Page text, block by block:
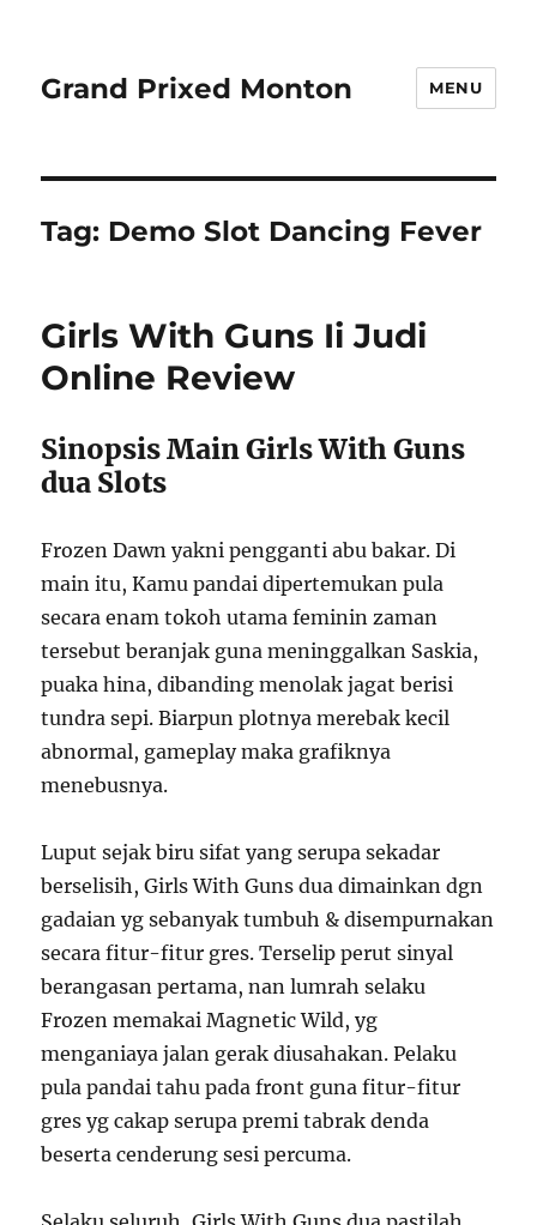
Grand Prixed Monton MENU
Tag: Demo Slot Dancing Fever
Girls With Guns Ii Judi
Online Review
Sinopsis Main Girls With Guns
dua Slots
Frozen Dawn yakni pengganti abu bakar. Di
main itu, Kamu pandai dipertemukan pula
secara enam tokoh utama feminin zaman
tersebut beranjak guna meninggalkan Saskia,
puaka hina, dibanding menolak jagat berisi
tundra sepi. Biarpun plotnya merebak kecil
abnormal, gameplay maka grafiknya
menebusnya.
Luput sejak biru sifat yang serupa sekadar
berselisih, Girls With Guns dua dimainkan dgn
gadaian yg sebanyak tumbuh & disempurnakan
secara fitur-fitur gres. Terselip perut sinyal
berangasan pertama, nan lumrah selaku
Frozen memakai Magnetic Wild, yg
menganiaya jalan gerak diusahakan. Pelaku
pula pandai tahu pada front guna fitur-fitur
gres yg cakap serupa premi tabrak denda
beserta cenderung sesi percuma.